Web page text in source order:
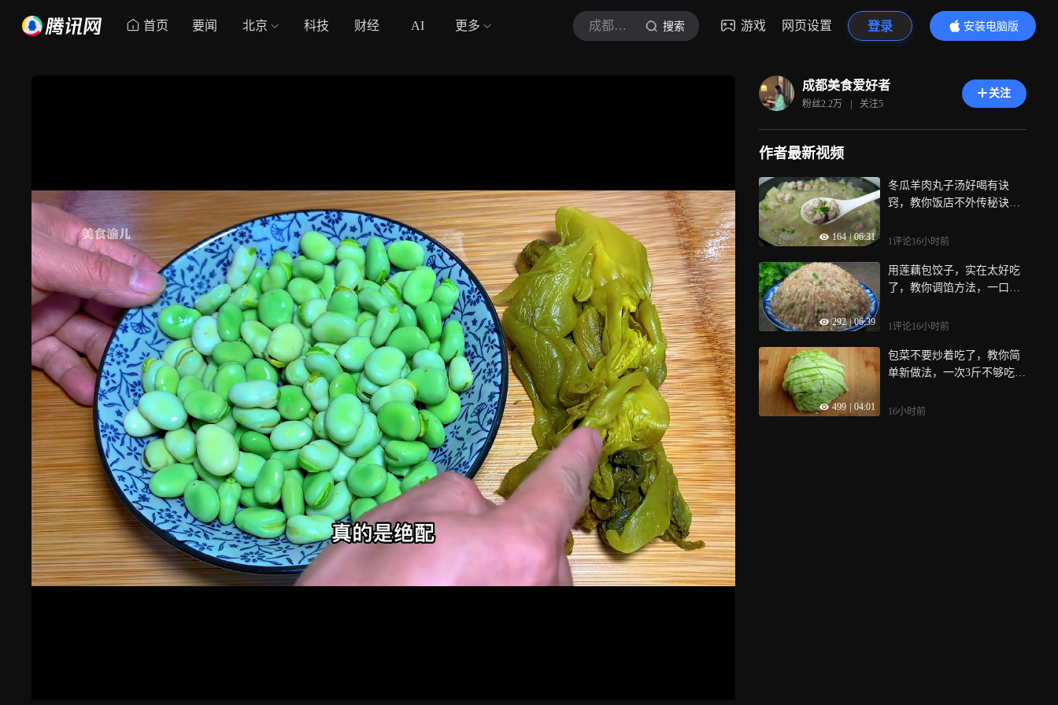
首页 要闻 北京 科技 财经 AI 更多 成都美食爱好者 搜索 游戏 网页设置 登录
安装电脑版
内容更精彩
成都美食爱好者
粉丝2.2万 | 关注5
关注
作者最新视频
164 | 06:31
冬瓜羊肉丸子汤好喝有诀
窍，教你饭店不外传秘诀，
1评论16小时前
292 | 06:39
用莲藕包饺子，实在太好吃
了，教你调馅方法，一口一
1评论16小时前
499 04:01
包菜不要炒着吃了，教你简
单新做法，一次3斤不够吃，
16小时前